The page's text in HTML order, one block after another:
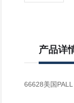
产品详
66628美国